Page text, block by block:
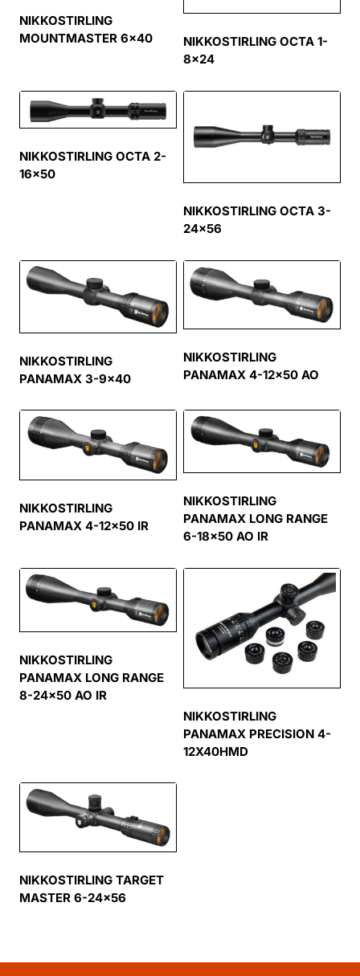
NIKKOSTIRLING
MOUNTMASTER 6×40
NIKKOSTIRLING OCTA 1-
8×24
NIKKOSTIRLING OCTA 2-
16×50
NIKKOSTIRLING OCTA 3-
24×56
NIKKOSTIRLING
PANAMAX 3-9×40
NIKKOSTIRLING
PANAMAX 4-12×50 AO
NIKKOSTIRLING
PANAMAX 4-12×50 IR
NIKKOSTIRLING
PANAMAX LONG RANGE
6-18×50 AO IR
NIKKOSTIRLING
PANAMAX LONG RANGE
8-24×50 AO IR
NIKKOSTIRLING
PANAMAX PRECISION 4-
12X40HMD
NIKKOSTIRLING TARGET
MASTER 6-24×56